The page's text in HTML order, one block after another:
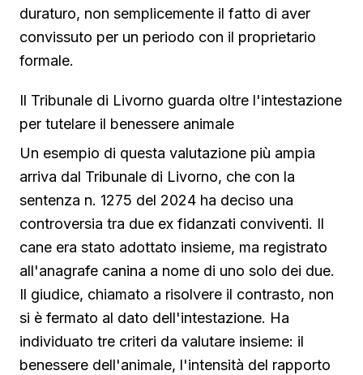
duraturo, non semplicemente il fatto di aver
convissuto per un periodo con il proprietario
formale.
Il Tribunale di Livorno guarda oltre l'intestazione
per tutelare il benessere animale
Un esempio di questa valutazione più ampia
arriva dal Tribunale di Livorno, che con la
sentenza n. 1275 del 2024 ha deciso una
controversia tra due ex fidanzati conviventi. Il
cane era stato adottato insieme, ma registrato
all'anagrafe canina a nome di uno solo dei due.
Il giudice, chiamato a risolvere il contrasto, non
si è fermato al dato dell'intestazione. Ha
individuato tre criteri da valutare insieme: il
benessere dell'animale, l'intensità del rapporto